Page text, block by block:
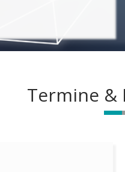
Termine &